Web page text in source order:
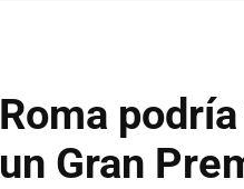
Roma
un Gran